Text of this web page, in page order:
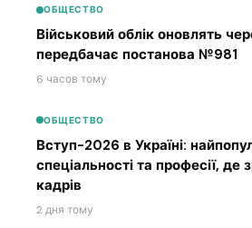
ОБЩЕСТВО
Військовий облік оновлять
передбачає постанова №981
6 часов тому
ОБЩЕСТВО
Вступ-2026 в Україні:
спеціальності та професії, де
кадрів
2 дня тому